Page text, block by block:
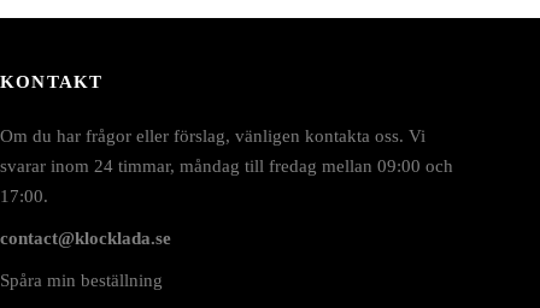
KONTAKT
Om du har frågor eller förslag, vänligen kontakta oss. Vi
svarar inom 24 timmar, måndag till fredag mellan 09:00 och
17:00.
contact@klocklada.se
Spåra min beställning